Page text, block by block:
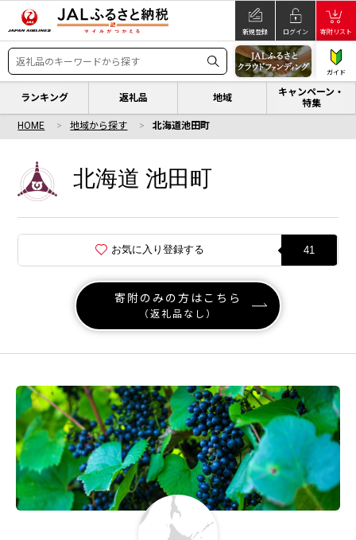
新規登録 ログイン 寄附リスト
ガイド
ランキング 返礼品 地域
キャンペーン・
特集
HOME 地域から探す 北海道池田町
北海道 池田町
お気に入り登録する 41
寄附のみの方はこちら
（返礼品なし）